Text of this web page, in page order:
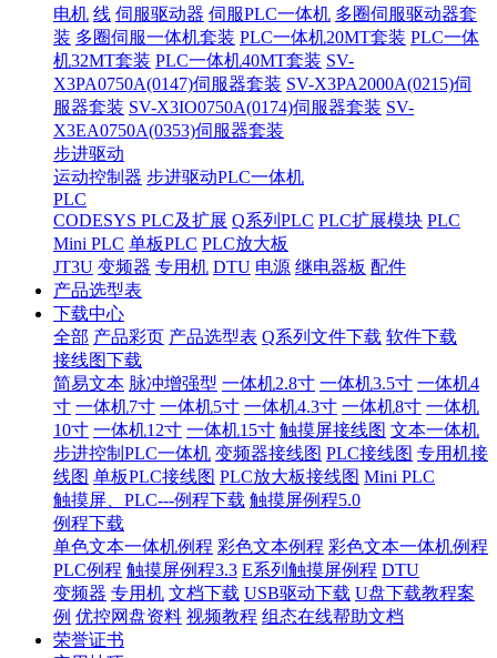
电机 线 伺服驱动器 伺服PLC一体机 多圈伺服驱动器套
装 多圈伺服一体机套装 PLC一体机20MT套装 PLC一体
机32MT套装 PLC一体机40MT套装 SV-
X3PA0750A(0147)伺服器套装 SV-X3PA2000A(0215)伺
服器套装 SV-X3IO0750A(0174)伺服器套装 SV-
X3EA0750A(0353)伺服器套装
步进驱动
运动控制器 步进驱动PLC一体机
PLC
CODESYS PLC及扩展 Q系列PLC PLC扩展模块 PLC
Mini PLC 单板PLC PLC放大板
JT3U 变频器 专用机 DTU 电源 继电器板 配件
产品选型表
下载中心
全部 产品彩页 产品选型表 Q系列文件下载 软件下载
接线图下载
简易文本 脉冲增强型 一体机2.8寸 一体机3.5寸 一体机4
寸 一体机7寸 一体机5寸 一体机4.3寸 一体机8寸 一体机
10寸 一体机12寸 一体机15寸 触摸屏接线图 文本一体机
步进控制PLC一体机 变频器接线图 PLC接线图 专用机接
线图 单板PLC接线图 PLC放大板接线图 Mini PLC
触摸屏、PLC---例程下载 触摸屏例程5.0
例程下载
单色文本一体机例程 彩色文本例程 彩色文本一体机例程
PLC例程 触摸屏例程3.3 E系列触摸屏例程 DTU
变频器 专用机 文档下载 USB驱动下载 U盘下载教程案
例 优控网盘资料 视频教程 组态在线帮助文档
荣誉证书